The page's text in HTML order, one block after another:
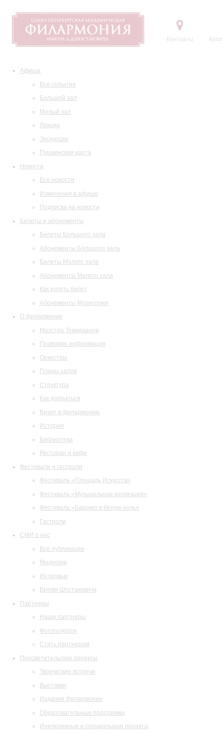
Контакты
Афиша
Все события
Большой зал
Малый зал
Лекции
Экскурсии
Пушкинская карта
Новости
Все новости
Изменения в афише
Подписка на новости
Билеты и абонементы
Билеты Большого зала
Абонементы Большого зала
Билеты Малого зала
Абонементы Малого зала
Как купить билет
Абонементы Музитория
О филармонии
Маэстро Темирканов
Правовая информация
Оркестры
Планы залов
Структура
Как добраться
Визит в филармонию
История
Библиотека
Ресторан и кафе
Фестивали и гастроли
Фестиваль «Площадь Искусств»
Фестиваль «Музыкальная коллекция»
Фестиваль «Барокко в белую ночь»
Гастроли
СМИ о нас
Все публикации
Рецензии
Интервью
Время Шостаковича
Партнеры
Наши партнеры
Фотогалерея
Стать партнером
Просветительские проекты
Творческие встречи
Выставки
Издания филармонии
Образовательные программы
Инклюзивные и специальные проекты